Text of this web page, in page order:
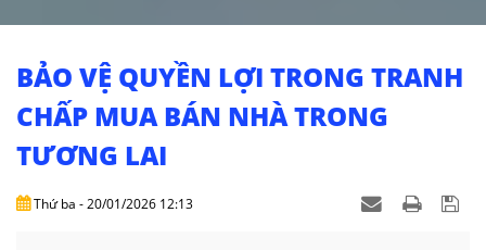
TỤC
ĐẤT
VĂN
BẢN
-
BIỂU
BẢO VỆ QUYỀN LỢI TRONG TRANH
CHẤP MUA BÁN NHÀ TRONG
TƯƠNG LAI
Thứ ba - 20/01/2026 12:13